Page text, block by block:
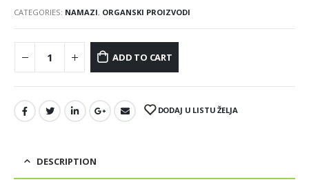
CATEGORIES: NAMAZI, ORGANSKI PROIZVODI
ADD TO CART
DODAJ U LISTU ŽELJA
DESCRIPTION